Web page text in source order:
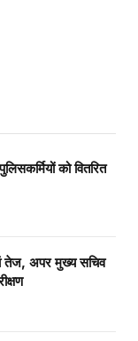
को वितरित
तेज, अपर मुख्य सचिव